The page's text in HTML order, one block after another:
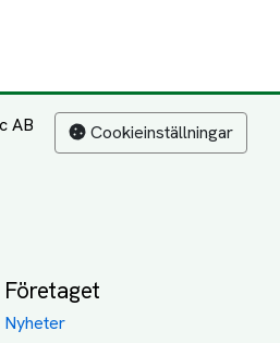
AB Cookieinställningar
Företaget
Nyheter